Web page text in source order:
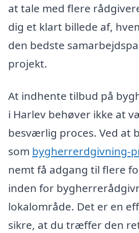
at tale med flere
dig et klart billede af,
den bedste
projekt.
At indhente tilbud på
i Harlev behøver ikke at
besværlig proces. Ved at
som bygherrerdgivning-
nemt få adgang til flere
inden for
lokalområde. Det er en
sikre, at du træffer den